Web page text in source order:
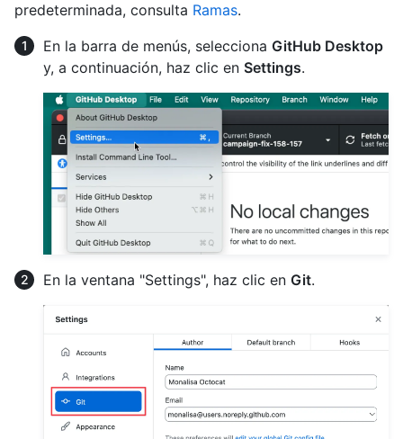
predeterminada, consulta Ramas.
En la barra de menús, selecciona GitHub Desktop
y, a continuación, haz clic en Settings.
En la ventana "Settings", haz clic en Git.